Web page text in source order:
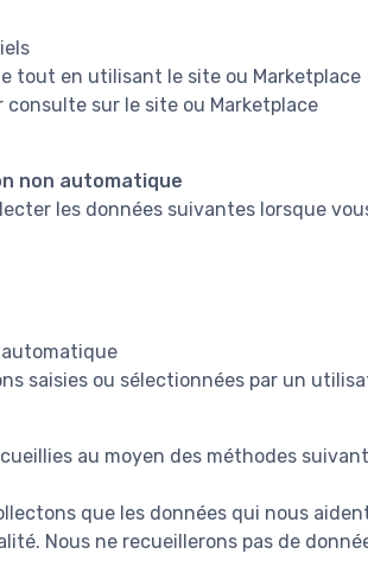
tout en utilisant le site ou Marketplace
sur le site ou Marketplace
non automatique
les données suivantes lorsque
automatique
saisies ou sélectionnées par un
au moyen des méthodes
que les données qui nous
Nous ne recueillerons pas de